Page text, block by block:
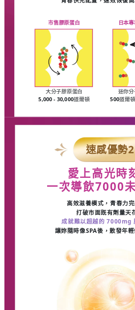
市售膠原蛋白
大分子膠原蛋白
5,000 - 30,000道爾頓
日本
迷你
500道爾
速感優勢2
愛上高光時
一次導飲7000
高效滋養模式，青春力
打破市面既有劑量天
成就難以超越的 7000mg
讓妳隨時像SPA後，散發年